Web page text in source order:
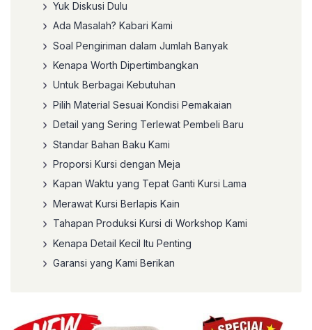
Yuk Diskusi Dulu
Ada Masalah? Kabari Kami
Soal Pengiriman dalam Jumlah Banyak
Kenapa Worth Dipertimbangkan
Untuk Berbagai Kebutuhan
Pilih Material Sesuai Kondisi Pemakaian
Detail yang Sering Terlewat Pembeli Baru
Standar Bahan Baku Kami
Proporsi Kursi dengan Meja
Kapan Waktu yang Tepat Ganti Kursi Lama
Merawat Kursi Berlapis Kain
Tahapan Produksi Kursi di Workshop Kami
Kenapa Detail Kecil Itu Penting
Garansi yang Kami Berikan